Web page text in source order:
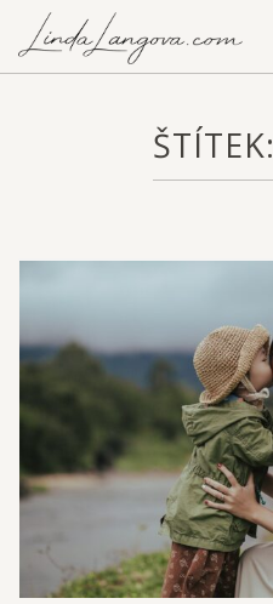
content
Home
ŠTÍTEK: